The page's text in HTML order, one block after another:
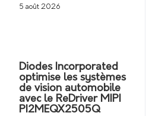
5 août 2026
Diodes Incorporated
optimise les systèmes
de vision automobile
avec le ReDriver MIPI
PI2MEQX2505Q